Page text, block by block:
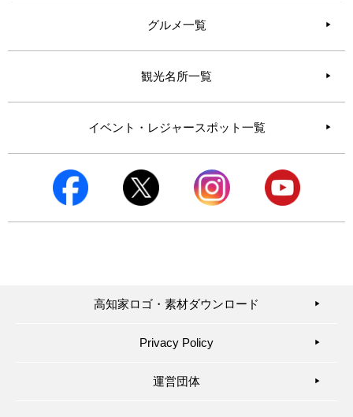
グルメ一覧
観光名所一覧
イベント・レジャースポット一覧
高知家ロゴ・素材ダウンロード ▶︎
Privacy Policy ▶︎
運営団体 ▶︎